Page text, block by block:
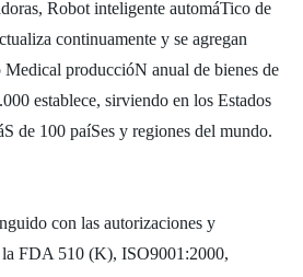
Robot inteligente automáTico de
continuamente y se agregan
Medical produccióN anual de bienes de
establece, sirviendo en los Estados
de 100 paíSes y regiones del mundo.
con las autorizaciones y
la FDA 510 (K), ISO9001:2000,